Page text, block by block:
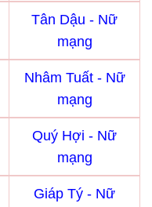
Tân Dậu - Nữ
mạng
Nhâm Tuất - Nữ
mạng
Quý Hợi - Nữ
mạng
Giáp Tý - Nữ